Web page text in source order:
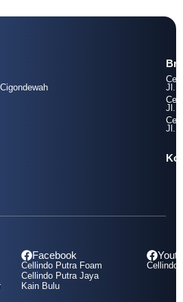
Jl.
Jl.
Jl.
Facebook
Cellindo Putra Foam
Cellindo Putra Jaya
Kain Bulu
Cellindo